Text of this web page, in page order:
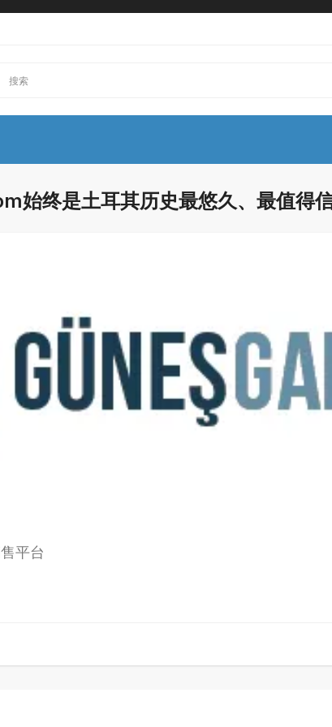
始终是土耳其历史最悠久、最值得
平台